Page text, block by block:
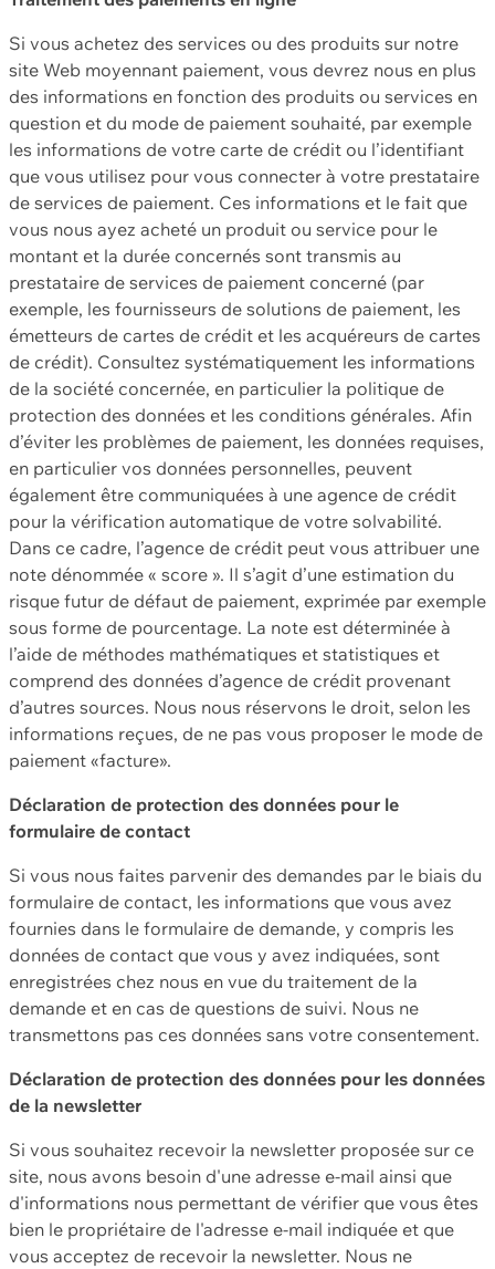
Si vous achetez des services ou des produits sur notre
site Web moyennant paiement, vous devrez nous en plus
des informations en fonction des produits ou services en
question et du mode de paiement souhaité, par exemple
les informations de votre carte de crédit ou l’identifiant
que vous utilisez pour vous connecter à votre prestataire
de services de paiement. Ces informations et le fait que
vous nous ayez acheté un produit ou service pour le
montant et la durée concernés sont transmis au
prestataire de services de paiement concerné (par
exemple, les fournisseurs de solutions de paiement, les
émetteurs de cartes de crédit et les acquéreurs de cartes
de crédit). Consultez systématiquement les informations
de la société concernée, en particulier la politique de
protection des données et les conditions générales. Afin
d’éviter les problèmes de paiement, les données requises,
en particulier vos données personnelles, peuvent
également être communiquées à une agence de crédit
pour la vérification automatique de votre solvabilité.
Dans ce cadre, l’agence de crédit peut vous attribuer une
note dénommée « score ». Il s’agit d’une estimation du
risque futur de défaut de paiement, exprimée par exemple
sous forme de pourcentage. La note est déterminée à
l’aide de méthodes mathématiques et statistiques et
comprend des données d’agence de crédit provenant
d’autres sources. Nous nous réservons le droit, selon les
informations reçues, de ne pas vous proposer le mode de
paiement «facture».
Déclaration de protection des données pour le
formulaire de contact
Si vous nous faites parvenir des demandes par le biais du
formulaire de contact, les informations que vous avez
fournies dans le formulaire de demande, y compris les
données de contact que vous y avez indiquées, sont
enregistrées chez nous en vue du traitement de la
demande et en cas de questions de suivi. Nous ne
transmettons pas ces données sans votre consentement.
Déclaration de protection des données pour les données
de la newsletter
Si vous souhaitez recevoir la newsletter proposée sur ce
site, nous avons besoin d'une adresse e-mail ainsi que
d'informations nous permettant de vérifier que vous êtes
bien le propriétaire de l'adresse e-mail indiquée et que
vous acceptez de recevoir la newsletter. Nous ne